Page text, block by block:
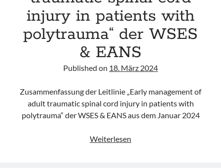
&
injury in patients with
polytrauma“ der WSES
& EANS
Published on 18. März 2024
Zusammenfassung der Leitlinie „Early management of
adult traumatic spinal cord injury in patients with
polytrauma“ der WSES & EANS aus dem Januar 2024
Weiterlesen